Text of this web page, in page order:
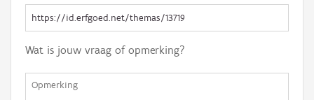
Wat is jouw vraag of opmerking?